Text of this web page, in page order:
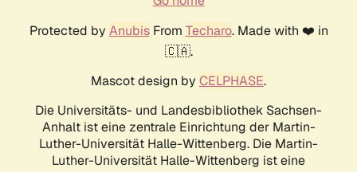
Protected by AnubisFrom Techaro. Made with ❤️ in
🇨🇦.
Mascot design by CELPHASE.
Die Universitäts- und Landesbibliothek Sachsen-
Anhalt ist eine zentrale Einrichtung der Martin-
Luther-Universität Halle-Wittenberg. Die Martin-
Luther-Universität Halle-Wittenberg ist eine